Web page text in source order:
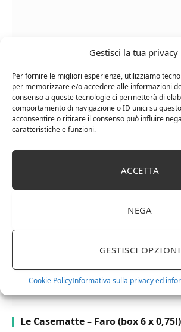
Gestisci la tua privacy
Per fornire le migliori esperienze, utilizziamo
per memorizzare e/o accedere alle informazioni
consenso a queste tecnologie ci permetterà di
comportamento di navigazione o ID unici su
acconsentire o ritirare il consenso può influire
caratteristiche e funzioni.
ACCETTA
NEGA
GESTISCI OPZIONI
Cookie PolicyInformativa sulla privacy ed
Le Casematte – Faro (box 6 x